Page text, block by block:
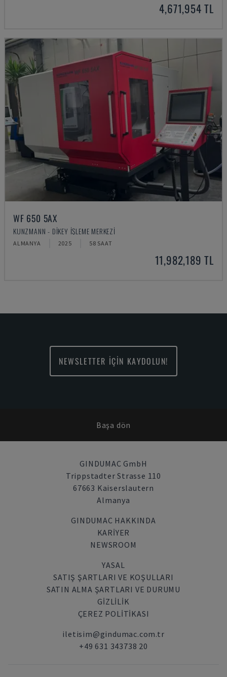
4,671,954 TL
WF 650 5AX
KUNZMANN - DIKEY İŞLEME MERKEZI
ALMANYA 2025 58 SAAT
11,982,189 TL
NEWSLETTER İÇİN KAYDOLUN!
Başa dön
GINDUMAC GmbH
Trippstadter Strasse 110
67663 Kaiserslautern
Almanya
GINDUMAC HAKKINDA
KARIYER
NEWSROOM
YASAL
SATIŞ ŞARTLARI VE KOŞULLARI
SATIN ALMA ŞARTLARI VE DURUMU
GİZLİLİK
ÇEREZ POLITIKASI
iletisim@gindumac.com.tr
+49 631 343738 20